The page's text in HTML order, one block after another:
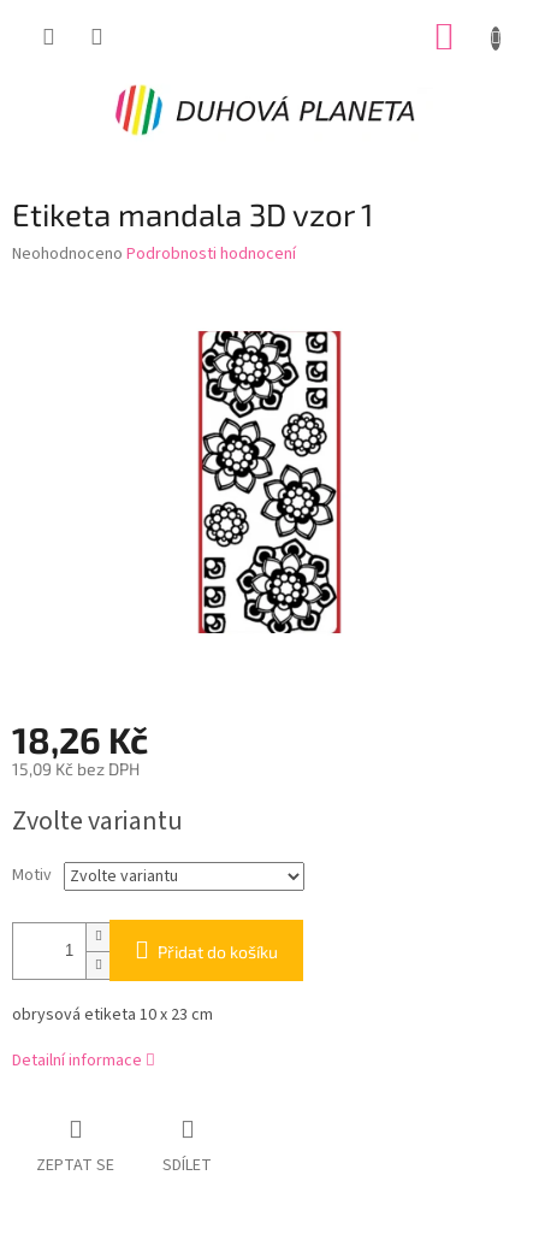
Etiketa mandala 3D vzor 1
Průměrné
Neohodnoceno Podrobnosti hodnocení
18,26 Kč
15,09 Kč bez DPH
cena:
Zvolte variantu
Motiv
Přidat do košíku
obrysová etiketa 10 x 23 cm
Detailní informace
ZEPTAT SE SDÍLET